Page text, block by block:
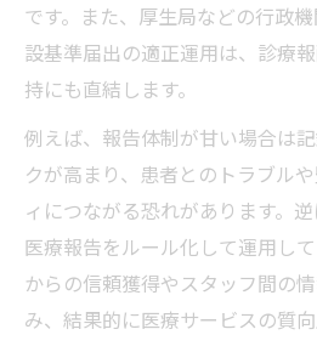
です。また、厚生局などの行政
設基準届出の適正運用は、診療
持にも直結します。
例えば、報告体制が甘い場合は
クが高まり、患者とのトラブル
ィにつながる恐れがあります。
医療報告をルール化して運用し
からの信頼獲得やスタッフ間の
み、結果的に医療サービスの質向